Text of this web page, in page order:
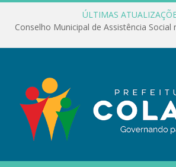
ÚLTIMAS